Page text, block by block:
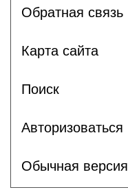
Обратная связь
Карта сайта
Поиск
Авторизоваться
Обычная версия